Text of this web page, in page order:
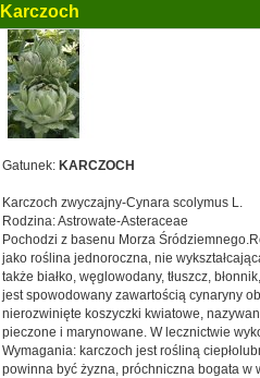
Karczoch
Gatunek: KARCZOCH
Karczoch zwyczajny-Cynara scolymus L.
Rodzina: Astrowate-Asteraceae
Pochodzi z basenu Morza
jako roślina jednoroczna, nie
także białko, węglowodany, tłuszcz,
jest spowodowany zawartością cynaryny
nierozwinięte koszyczki kwiatowe,
pieczone i marynowane. W lecznictwie
Wymagania: karczoch jest rośliną
powinna być żyzna, próchniczna bogata w